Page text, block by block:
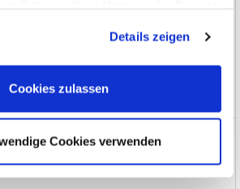
Details zeigen
Cookies zulassen
Cookies verwenden
Angebote